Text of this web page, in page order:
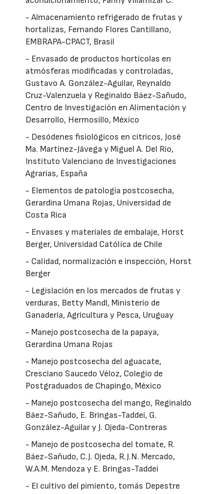
- Almacenamiento refrigerado de frutas y
hortalizas, Fernando Flores Cantillano,
EMBRAPA-CPACT, Brasil
- Envasado de productos hortícolas en
atmósferas modificadas y controladas,
Gustavo A. González-Aguilar, Reynaldo
Cruz-Valenzuela y Reginaldo Báez-Sañudo,
Centro de Investigación en Alimentación y
Desarrollo, Hermosillo, México
- Desódenes fisiológicos en cítricos, José
Ma. Martínez-Jávega y Miguel A. Del Río,
Instituto Valenciano de Investigaciones
Agrarias, España
- Elementos de patología postcosecha,
Gerardina Umana Rojas, Universidad de
Costa Rica
- Envases y materiales de embalaje, Horst
Berger, Universidad Católica de Chile
- Calidad, normalización e inspección, Horst
Berger
- Legislación en los mercados de frutas y
verduras, Betty Mandl, Ministerio de
Ganadería, Agricultura y Pesca, Uruguay
- Manejo postcosecha de la papaya,
Gerardina Umana Rojas
- Manejo postcosecha del aguacate,
Cresciano Saucedo Véloz, Colegio de
Postgraduados de Chapingo, México
- Manejo postcosecha del mango, Reginaldo
Báez-Sañudo, E. Bringas-Taddei, G.
González-Aguilar y J. Ojeda-Contreras
- Manejo de postcosecha del tomate, R.
Báez-Sañudo, C.J. Ojeda, R.J.N. Mercado,
W.A.M. Mendoza y E. Bringas-Taddei
- El cultivo del pimiento, tomás Depestre